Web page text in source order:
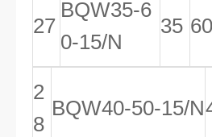
27
BQW35-6
0-15/N
35 60
2
8
BQW40-50-15/N